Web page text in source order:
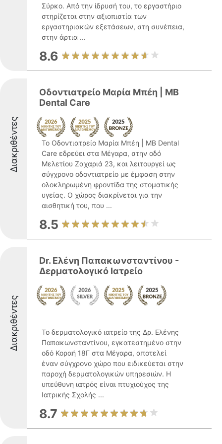
Σύρκο. Από την ίδρυσή του, το εργαστήριο
στηρίζεται στην αξιοπιστία των
εργαστηριακών εξετάσεων, στη συνέπεια,
στην άρτια ...
8.6
Διακριθέντες
Οδοντιατρείο Μαρία Μπέη | MB
Dental Care
Το Οδοντιατρείο Μαρία Μπέη | MB Dental
Care εδρεύει στα Μέγαρα, στην οδό
Μελετίου Ζαχαριά 23, και λειτουργεί ως
σύγχρονο οδοντιατρείο με έμφαση στην
ολοκληρωμένη φροντίδα της στοματικής
υγείας. Ο χώρος διακρίνεται για την
αισθητική του, που ...
8.5
Διακριθέντες
Dr. Ελένη Παπακωνσταντίνου -
Δερματολογικό Ιατρείο
Το δερματολογικό ιατρείο της Δρ. Ελένης
Παπακωνσταντίνου, εγκατεστημένο στην
οδό Κοραή 18Γ στα Μέγαρα, αποτελεί
έναν σύγχρονο χώρο που ειδικεύεται στην
παροχή δερματολογικών υπηρεσιών. Η
υπεύθυνη ιατρός είναι πτυχιούχος της
Ιατρικής Σχολής ...
8.7